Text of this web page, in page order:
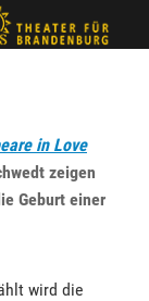
in Love
zeigen
Geburt einer
wird die